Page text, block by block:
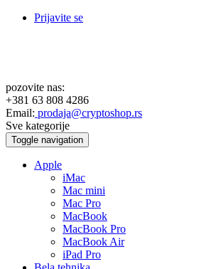
Prijavite se
pozovite nas:
+381 63 808 4286
Email: prodaja@cryptoshop.rs
Sve kategorije
Toggle navigation
Apple
iMac
Mac mini
Mac Pro
MacBook
MacBook Pro
MacBook Air
iPad Pro